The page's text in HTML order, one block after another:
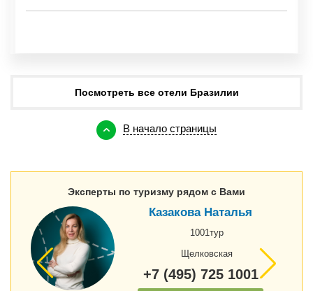
Посмотреть все отели Бразилии
В начало страницы
Эксперты по туризму рядом с Вами
Казакова Наталья
1001тур
Щелковская
+7 (495) 725 1001